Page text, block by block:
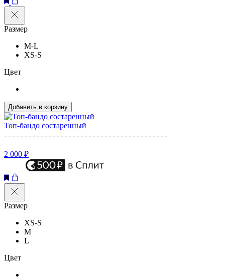
Размер
M-L
XS-S
Цвет
Добавить в корзину
Топ-бандо состаренный
2 000 ₽
Размер
XS-S
M
L
Цвет